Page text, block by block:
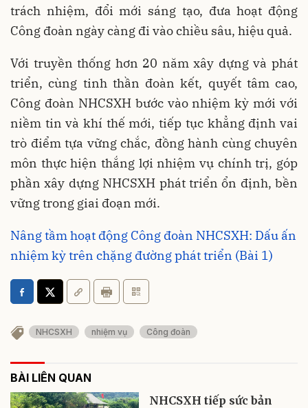
trách nhiệm, đổi mới sáng tạo, đưa hoạt động
Công đoàn ngày càng đi vào chiều sâu, hiệu quả.
Với truyền thống hơn 20 năm xây dựng và phát
triển, cùng tinh thần đoàn kết, quyết tâm cao,
Công đoàn NHCSXH bước vào nhiệm kỳ mới với
niềm tin và khí thế mới, tiếp tục khẳng định vai
trò điểm tựa vững chắc, đồng hành cùng chuyên
môn thực hiện thắng lợi nhiệm vụ chính trị, góp
phần xây dựng NHCSXH phát triển ổn định, bền
vững trong giai đoạn mới.
Nâng tầm hoạt động Công đoàn NHCSXH: Dấu ấn
nhiệm kỳ trên chặng đường phát triển (Bài 1)
NHCSXH nhiệm vụ Công đoàn
BÀI LIÊN QUAN
NHCSXH tiếp sức bản